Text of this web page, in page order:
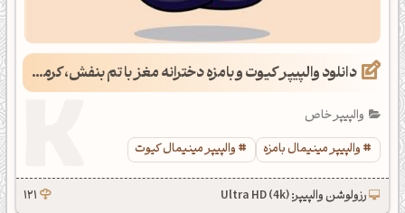
دانلود والپیپر کیوت و بامزه دخترانه مغز با تم بنفش، کرمی و صورتی
والپیپر خاص
والپیپر مینیمال بامزه
والپیپر مینیمال کیوت
رزولوشن والپیپر: Ultra HD (4k) 121